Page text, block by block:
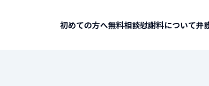
初めての方へ無料相談慰謝料について弁